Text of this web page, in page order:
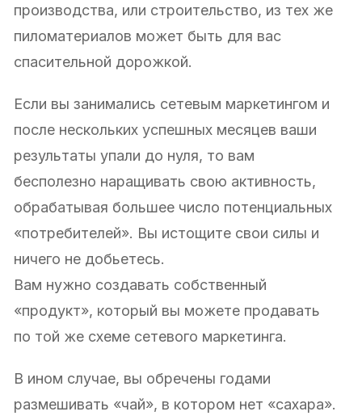
производства, или строительство, из тех же
пиломатериалов может быть для вас
спасительной дорожкой.
Если вы занимались сетевым маркетингом и
после нескольких успешных месяцев ваши
результаты упали до нуля, то вам
бесполезно наращивать свою активность,
обрабатывая большее число потенциальных
«потребителей». Вы истощите свои силы и
ничего не добьетесь.
Вам нужно создавать собственный
«продукт», который вы можете продавать
по той же схеме сетевого маркетинга.
В ином случае, вы обречены годами
размешивать «чай», в котором нет «сахара».